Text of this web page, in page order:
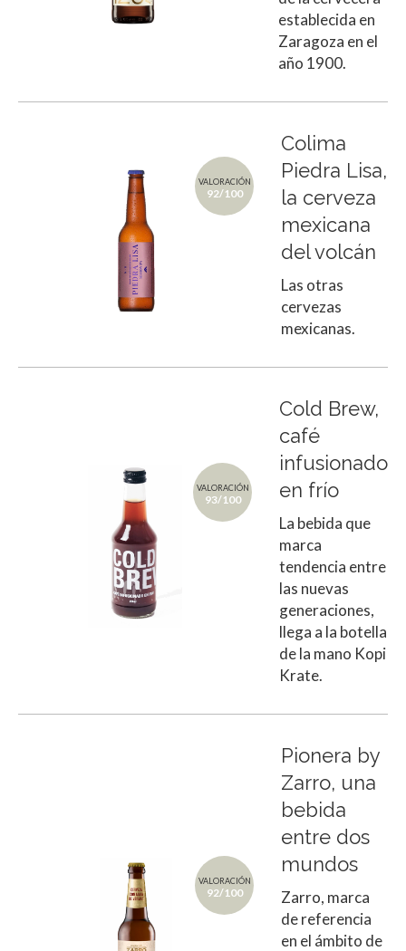
establecida en
Zaragoza en el
año 1900.
VALORACIÓN
92/100
Colima
Piedra Lisa,
la cerveza
mexicana
del volcán
Las otras
cervezas
mexicanas.
VALORACIÓN
93/100
Cold Brew,
café
infusionado
en frío
La bebida que
marca
tendencia entre
las nuevas
generaciones,
llega a la botella
de la mano Kopi
Krate.
VALORACIÓN
92/100
Pionera by
Zarro, una
bebida
entre dos
mundos
Zarro, marca
de referencia
en el ámbito de